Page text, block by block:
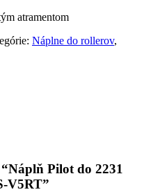
atramentom
Náplne do rollerov,
Pilot do 2231
V5RT”